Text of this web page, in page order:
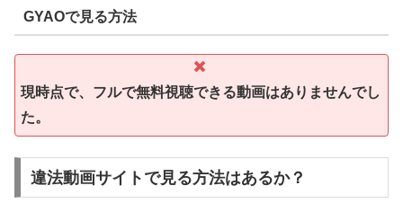
GYAOで見る方法
現時点で、フルで無料視聴できる動画はありませんでし
た。
違法動画サイトで見る方法はあるか？